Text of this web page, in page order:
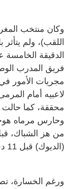
وكان منتخب
اللقب)، ولم
الدقيقة
فريق المدرب
مجريات الأمور
لاعبيه أمام
محققة، كما حالت
وحارس مرماه
من هز الشباك،
(الديوك) قبل 11 دقيقة على نهاية الوقت الأصلي.
ورغم الخسارة،